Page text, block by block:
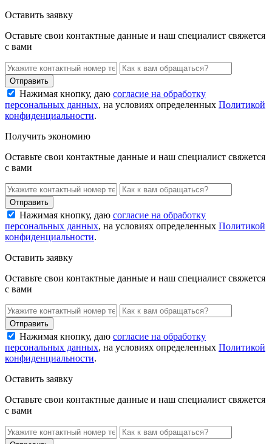
Оставить заявку
Оставьте свои контактные данные и наш специалист свяжется
с вами
Нажимая кнопку, даю согласие на обработку
персональных данных, на условиях определенных Политикой
конфиденциальности.
Получить экономию
Оставьте свои контактные данные и наш специалист свяжется
с вами
Нажимая кнопку, даю согласие на обработку
персональных данных, на условиях определенных Политикой
конфиденциальности.
Оставить заявку
Оставьте свои контактные данные и наш специалист свяжется
с вами
Нажимая кнопку, даю согласие на обработку
персональных данных, на условиях определенных Политикой
конфиденциальности.
Оставить заявку
Оставьте свои контактные данные и наш специалист свяжется
с вами